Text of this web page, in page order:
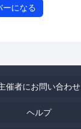
ーになる
催者にお問い合わせ
ヘルプ